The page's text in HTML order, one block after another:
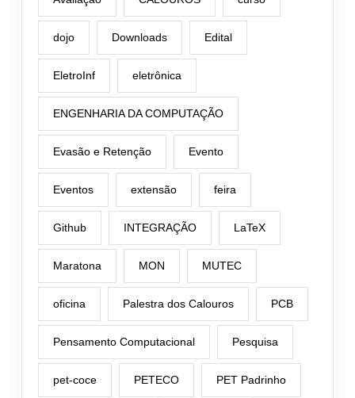
dojo Downloads Edital
EletroInf eletrônica
ENGENHARIA DA COMPUTAÇÃO
Evasão e Retenção Evento
Eventos extensão feira
Github INTEGRAÇÃO LaTeX
Maratona MON MUTEC
oficina Palestra dos Calouros PCB
Pensamento Computacional Pesquisa
pet-coce PETECO PET Padrinho